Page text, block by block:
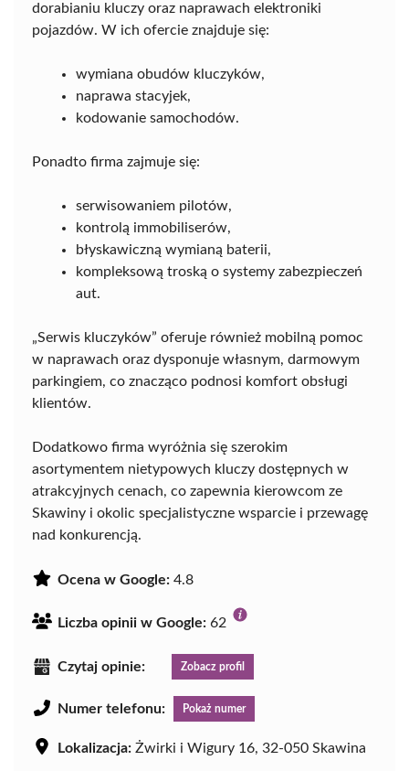
dorabianiu kluczy oraz naprawach elektroniki
pojazdów. W ich ofercie znajduje się:
wymiana obudów kluczyków,
naprawa stacyjek,
kodowanie samochodów.
Ponadto firma zajmuje się:
serwisowaniem pilotów,
kontrolą immobiliserów,
błyskawiczną wymianą baterii,
kompleksową troską o systemy zabezpieczeń
aut.
„Serwis kluczyków” oferuje również mobilną pomoc
w naprawach oraz dysponuje własnym, darmowym
parkingiem, co znacząco podnosi komfort obsługi
klientów.
Dodatkowo firma wyróżnia się szerokim
asortymentem nietypowych kluczy dostępnych w
atrakcyjnych cenach, co zapewnia kierowcom ze
Skawiny i okolic specjalistyczne wsparcie i przewagę
nad konkurencją.
Ocena w Google: 4.8
Liczba opinii w Google: 62
Czytaj opinie: Zobacz profil
Numer telefonu: Pokaż numer
Lokalizacja: Żwirki i Wigury 16, 32-050 Skawina